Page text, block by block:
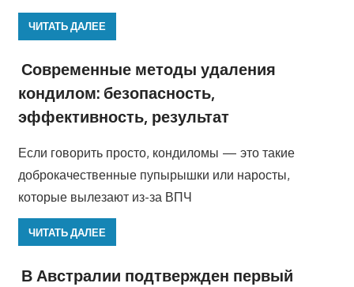
ЧИТАТЬ ДАЛЕЕ
Современные методы удаления
кондилом: безопасность,
эффективность, результат
Если говорить просто, кондиломы — это такие
доброкачественные пупырышки или наросты,
которые вылезают из-за ВПЧ
ЧИТАТЬ ДАЛЕЕ
В Австралии подтвержден первый